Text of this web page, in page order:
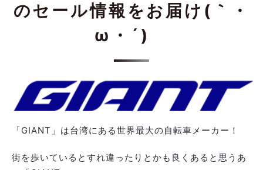
のセール情報をお届け(｀・
ω・´)ゞ
「GIANT」は台湾にある世界最大の自転車メーカー！
街を歩いているとすれ違ったりとかも良くあると思うあ